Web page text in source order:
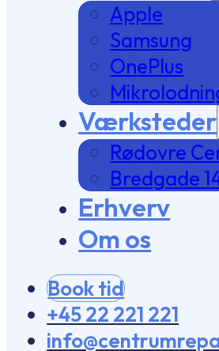
Apple
Samsung
OnePlus
Værksteder
Rødovre
Bredgade
Erhverv
Om os
Book tid
+45 22 221 221